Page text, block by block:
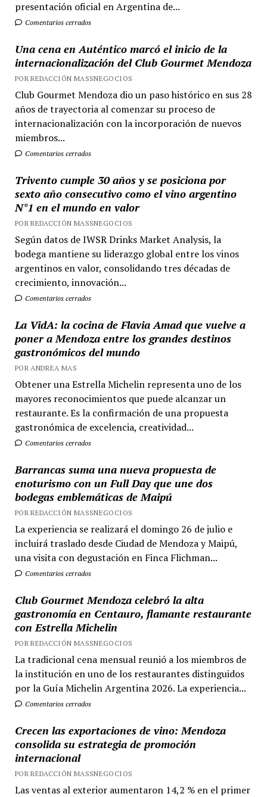
presentación oficial en Argentina de...
Comentarios cerrados
Una cena en Auténtico marcó el inicio de la
internacionalización del Club Gourmet Mendoza
POR REDACCIÓN MASSNEGOCIOS
Club Gourmet Mendoza dio un paso histórico en sus 28
años de trayectoria al comenzar su proceso de
internacionalización con la incorporación de nuevos
miembros...
Comentarios cerrados
Trivento cumple 30 años y se posiciona por
sexto año consecutivo como el vino argentino
N°1 en el mundo en valor
POR REDACCIÓN MASSNEGOCIOS
Según datos de IWSR Drinks Market Analysis, la
bodega mantiene su liderazgo global entre los vinos
argentinos en valor, consolidando tres décadas de
crecimiento, innovación...
Comentarios cerrados
La VidA: la cocina de Flavia Amad que vuelve a
poner a Mendoza entre los grandes destinos
gastronómicos del mundo
POR ANDREA MAS
Obtener una Estrella Michelin representa uno de los
mayores reconocimientos que puede alcanzar un
restaurante. Es la confirmación de una propuesta
gastronómica de excelencia, creatividad...
Comentarios cerrados
Barrancas suma una nueva propuesta de
enoturismo con un Full Day que une dos
bodegas emblemáticas de Maipú
POR REDACCIÓN MASSNEGOCIOS
La experiencia se realizará el domingo 26 de julio e
incluirá traslado desde Ciudad de Mendoza y Maipú,
una visita con degustación en Finca Flichman...
Comentarios cerrados
Club Gourmet Mendoza celebró la alta
gastronomía en Centauro, flamante restaurante
con Estrella Michelin
POR REDACCIÓN MASSNEGOCIOS
La tradicional cena mensual reunió a los miembros de
la institución en uno de los restaurantes distinguidos
por la Guía Michelin Argentina 2026. La experiencia...
Comentarios cerrados
Crecen las exportaciones de vino: Mendoza
consolida su estrategia de promoción
internacional
POR REDACCIÓN MASSNEGOCIOS
Las ventas al exterior aumentaron 14,2 % en el primer